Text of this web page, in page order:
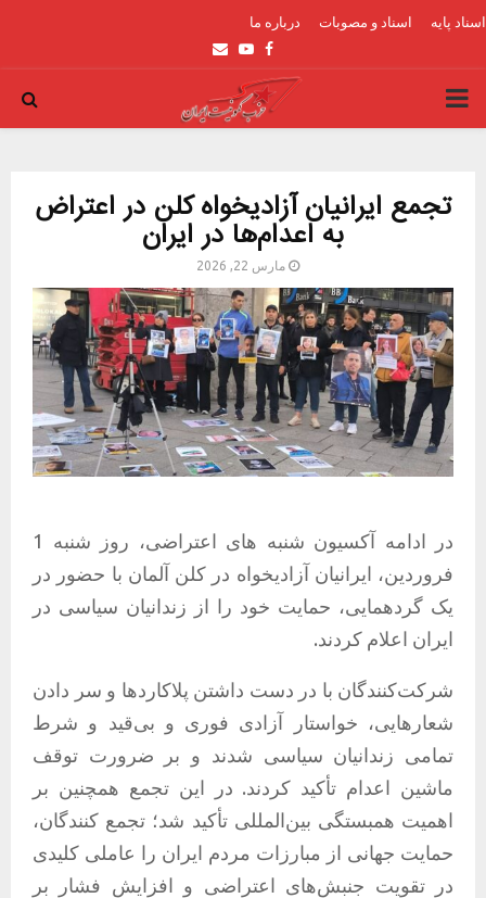
اسناد پایه اسناد و مصوبات درباره ما
Facebook
Youtube
Email
PRIMARY
تجمع ایرانیان آزادیخواه کلن در اعتراض
به اعدام‌ها در ایران
مارس 22, 2026
در ادامه آکسیون شنبه های اعتراضی، روز شنبه 1
فروردین، ایرانیان آزادیخواه در کلن آلمان با حضور در
یک گردهمایی، حمایت خود را از زندانیان سیاسی در
ایران اعلام کردند.
شرکت‌کنندگان با در دست داشتن پلاکاردها و سر دادن
شعارهایی، خواستار آزادی فوری و بی‌قید و شرط
تمامی زندانیان سیاسی شدند و بر ضرورت توقف
ماشین اعدام تأکید کردند. در این تجمع همچنین بر
اهمیت همبستگی بین‌المللی تأکید شد؛ تجمع کنندگان،
حمایت جهانی از مبارزات مردم ایران را عاملی کلیدی
در تقویت جنبش‌های اعتراضی و افزایش فشار بر